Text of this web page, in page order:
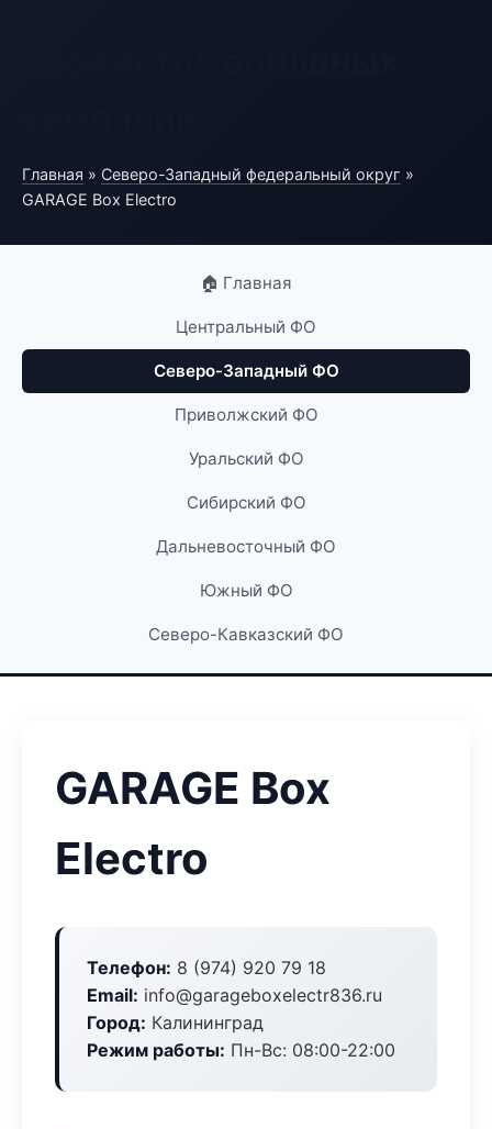
Главная » Северо-Западный федеральный округ »
GARAGE Box Electro
🏠 Главная
Центральный ФО
Северо-Западный ФО
Приволжский ФО
Уральский ФО
Сибирский ФО
Дальневосточный ФО
Южный ФО
Северо-Кавказский ФО
GARAGE Box
Electro
Телефон: 8 (974) 920 79 18
Email: info@garageboxelectr836.ru
Город: Калининград
Режим работы: Пн-Вс: 08:00-22:00